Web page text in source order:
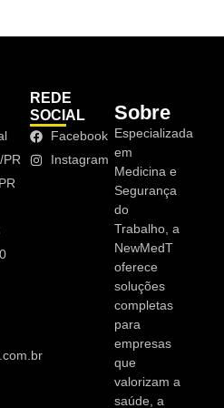
PR
REDE
SOCIAL
Facebook
Instagram
Sobre
Especializada
em
Medicina e
Segurança
do
Trabalho, a
NewMedT
oferece
soluções
completas
para
empresas
que
valorizam a
saúde, a